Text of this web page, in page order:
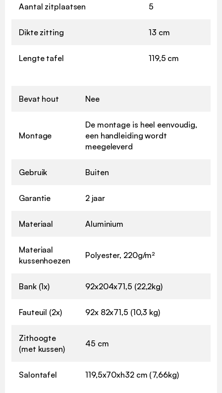
Aantal zitplaatsen 5
Dikte zitting 13 cm
Lengte tafel 119,5 cm
Bevat hout Nee
Montage
De montage is heel eenvoudig,
een handleiding wordt
meegeleverd
Gebruik Buiten
Garantie 2 jaar
Materiaal Aluminium
Materiaal
kussenhoezen
Polyester, 220g/m²
Bank (1x) 92x204x71,5 (22,2kg)
Fauteuil (2x) 92x 82x71,5 (10,3 kg)
Zithoogte
(met kussen)
45 cm
Salontafel 119,5x70xh32 cm (7,66kg)